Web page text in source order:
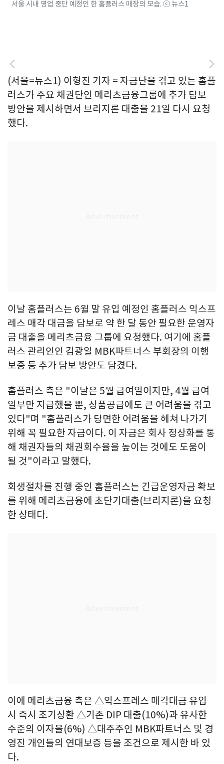
서울 시내 영업 중단 예정인 한 홈플러스 매장의 모습. ⓒ 뉴스1
(서울=뉴스1) 이형진 기자 = 자금난을 겪고 있는 홈플
러스가 주요 채권단인 메리츠금융그룹에 추가 담보
방안을 제시하면서 브리지론 대출을 21일 다시 요청
했다.
이날 홈플러스는 6월 말 유입 예정인 홈플러스 익스프
레스 매각 대금을 담보로 약 한 달 동안 필요한 운영자
금 대출을 메리츠금융 그룹에 요청했다. 여기에 홈플
러스 관리인인 김광일 MBK파트너스 부회장의 이행
보증 등 추가 담보 방안도 담겼다.
홈플러스 측은 "이날은 5월 급여일이지만, 4월 급여
일부만 지급했을 뿐, 상품공급에도 큰 어려움을 겪고
있다"며 "홈플러스가 당면한 어려움을 헤쳐 나가기
위해 꼭 필요한 자금이다. 이 자금은 회사 정상화를 통
해 채권자들의 채권회수율을 높이는 것에도 도움이
될 것"이라고 말했다.
회생절차를 진행 중인 홈플러스는 긴급운영자금 확보
를 위해 메리츠금융에 초단기대출(브리지론)을 요청
한 상태다.
이에 메리츠금융 측은 △익스프레스 매각대금 유입
시 즉시 조기상환 △기존 DIP 대출(10%)과 유사한
수준의 이자율(6%) △대주주인 MBK파트너스 및 경
영진 개인들의 연대보증 등을 조건으로 제시한 바 있
다.